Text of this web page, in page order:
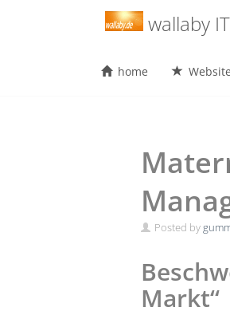
wallaby
Menu
home
Posted by
Markt“